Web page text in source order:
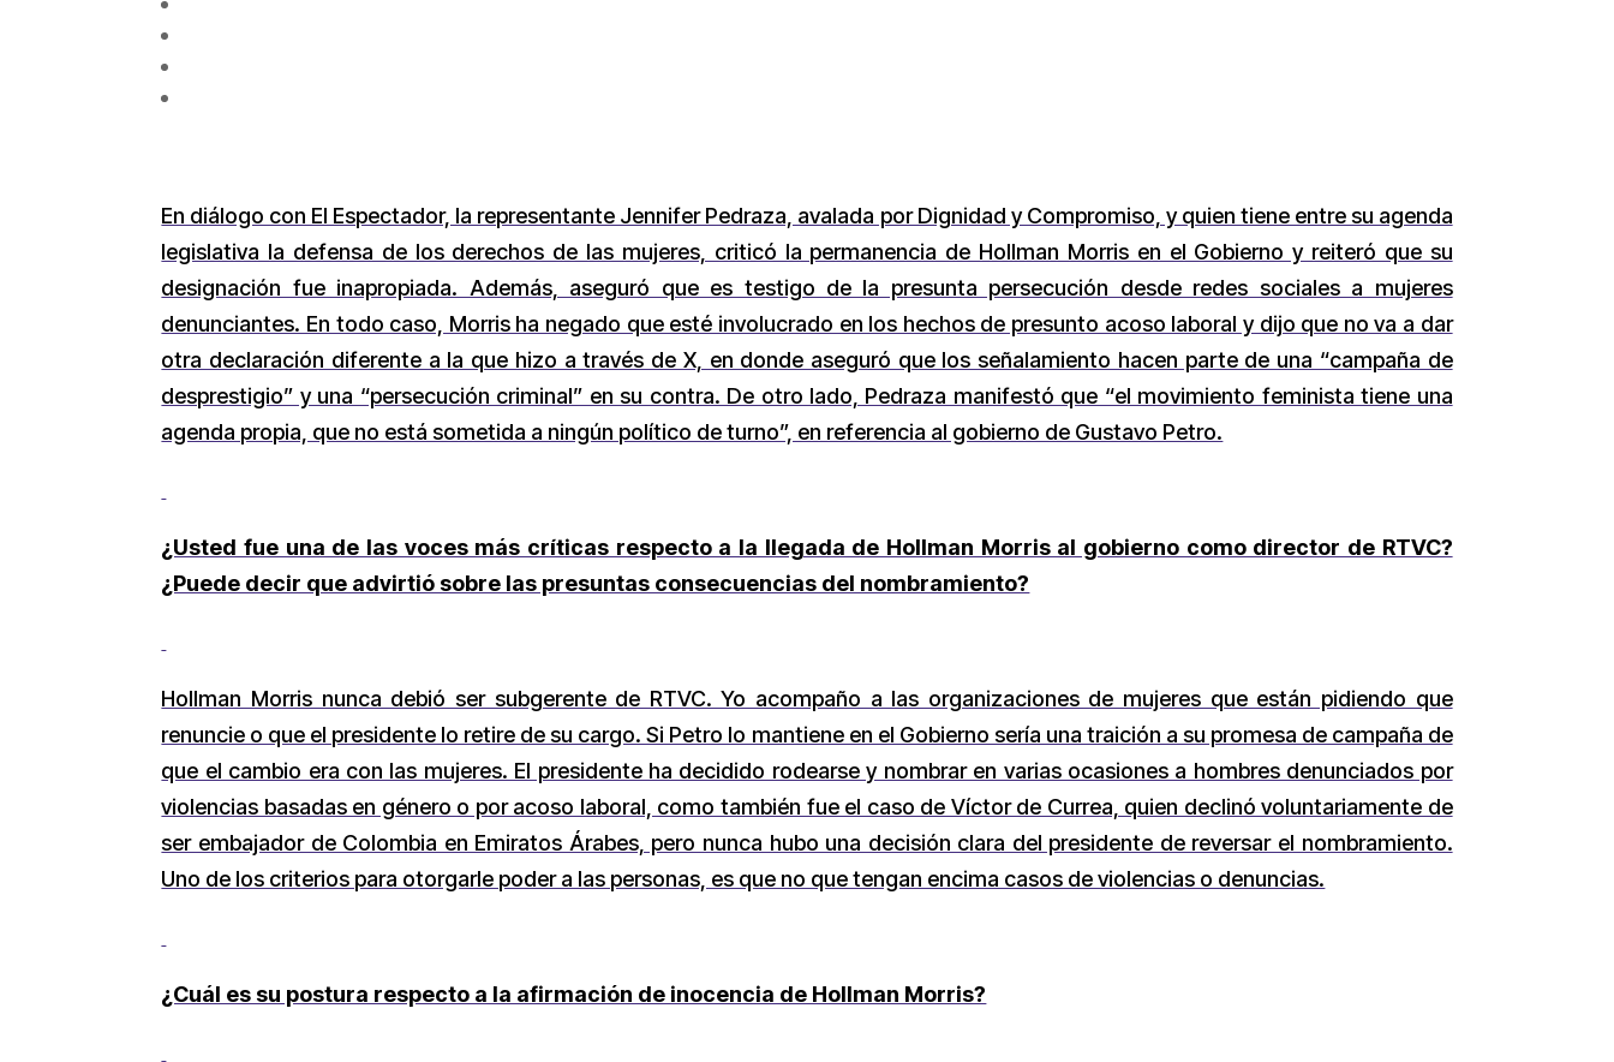
En diálogo con El Espectador, la representante Jennifer Pedraza, avalada por Dignidad y Compromiso, y quien tiene entre su agenda
legislativa la defensa de los derechos de las mujeres, criticó la permanencia de Hollman Morris en el Gobierno y reiteró que su
designación fue inapropiada. Además, aseguró que es testigo de la presunta persecución desde redes sociales a mujeres
denunciantes. En todo caso, Morris ha negado que esté involucrado en los hechos de presunto acoso laboral y dijo que no va a dar
otra declaración diferente a la que hizo a través de X, en donde aseguró que los señalamiento hacen parte de una “campaña de
desprestigio” y una “persecución criminal” en su contra. De otro lado, Pedraza manifestó que “el movimiento feminista tiene una
agenda propia, que no está sometida a ningún político de turno”, en referencia al gobierno de Gustavo Petro.
¿Usted fue una de las voces más críticas respecto a la llegada de Hollman Morris al gobierno como director de RTVC?
¿Puede decir que advirtió sobre las presuntas consecuencias del nombramiento?
Hollman Morris nunca debió ser subgerente de RTVC. Yo acompaño a las organizaciones de mujeres que están pidiendo que
renuncie o que el presidente lo retire de su cargo. Si Petro lo mantiene en el Gobierno sería una traición a su promesa de campaña de
que el cambio era con las mujeres. El presidente ha decidido rodearse y nombrar en varias ocasiones a hombres denunciados por
violencias basadas en género o por acoso laboral, como también fue el caso de Víctor de Currea, quien declinó voluntariamente de
ser embajador de Colombia en Emiratos Árabes, pero nunca hubo una decisión clara del presidente de reversar el nombramiento.
Uno de los criterios para otorgarle poder a las personas, es que no que tengan encima casos de violencias o denuncias.
¿Cuál es su postura respecto a la afirmación de inocencia de Hollman Morris?